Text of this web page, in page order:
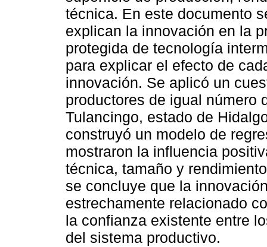
técnica. En este documento
explican la innovación en la
protegida de tecnología
para explicar el efecto de
innovación. Se aplicó un
productores de igual número
Tulancingo, estado de
construyó un modelo de
mostraron la influencia
técnica, tamaño y
se concluye que la
estrechamente relacionado
la confianza existente entre
del sistema productivo.